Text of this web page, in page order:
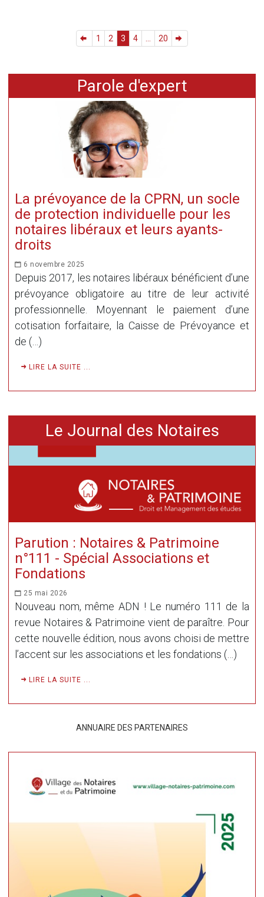
1 2 3 4 20
Parole d'expert
La prévoyance de la CPRN, un socle
de protection individuelle pour les
notaires libéraux et leurs ayants-
droits
6 novembre 2025
Depuis 2017, les notaires libéraux bénéficient d’une
prévoyance obligatoire au titre de leur activité
professionnelle. Moyennant le paiement d’une
cotisation forfaitaire, la Caisse de Prévoyance et
de (…)
LIRE LA SUITE ...
Le Journal des Notaires
Parution : Notaires & Patrimoine
n°111 - Spécial Associations et
Fondations
25 mai 2026
Nouveau nom, même ADN ! Le numéro 111 de la
revue Notaires & Patrimoine vient de paraître. Pour
cette nouvelle édition, nous avons choisi de mettre
l’accent sur les associations et les fondations (…)
LIRE LA SUITE ...
ANNUAIRE DES PARTENAIRES